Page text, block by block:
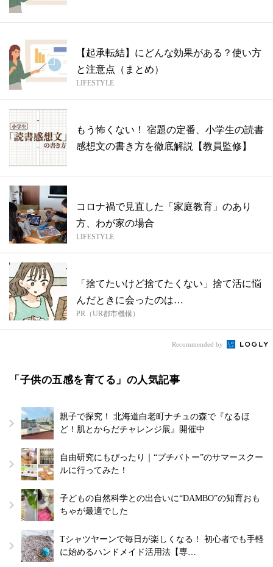
【起承転結】にどんな効果がある？使い方
と注意点（まとめ）
LIFESTYLE
もう怖くない！ 宿題の定番、小学生の読書
感想文の書き方を徹底解説【教員監修】
コロナ禍で見直した「家庭教育」のあり
方、わが家の場合
LIFESTYLE
「捨てたいけど捨てたくない」捨て活に悩
んだときに会ったのは…
PR（UR都市機構）
Recommended by
「子供の五感を育てる」の人気記事
親子で探究！ 北海道白老町ナチュの森で『なるほ
ど！肌とからだチャレンジ展』開催中
自由研究にもぴったり｜“プチバトー”のサマースクー
ルに行ってみた！
子どもの自然科学との出合いに“DAMBO”の知育おも
ちゃが最適でした
Tシャツヤーンで毎日が楽しくなる！ 初心者でも手軽
に始めるハンドメイド活用法【専…